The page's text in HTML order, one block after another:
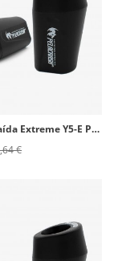
Topes Anticaída Extreme Y5-E Pelacrash para Yamaha Fazer 600 (01-03)
€